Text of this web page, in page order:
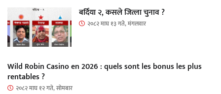
बर्दिया २, कसले जित्ला चुनाव ?
२०८२ माघ १३ गते, मंगलवार
Wild Robin Casino en 2026 : quels sont les bonus les plus
rentables ?
२०८२ माघ १२ गते, सोमबार